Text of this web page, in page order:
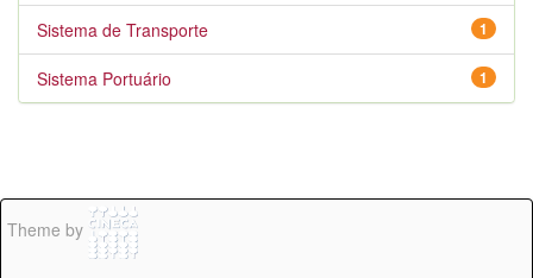
1
Sistema de Transporte
1
Sistema Portuário
Theme by